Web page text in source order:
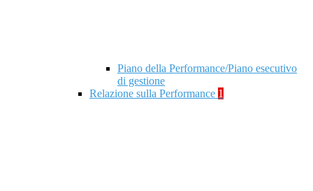
Piano della Performance/Piano esecutivo
di gestione
Relazione sulla Performance 1